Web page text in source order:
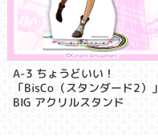
A-3 ちょうどいい！
「BisCo（スタンダード2）」
BIG アクリルスタンド